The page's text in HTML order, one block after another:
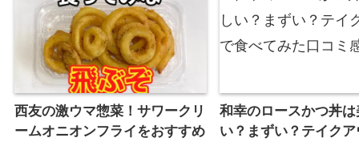
西友の激ウマ惣菜！サワークリ
ームオニオンフライをおすすめ
和幸のロースかつ丼
い？まずい？テイク